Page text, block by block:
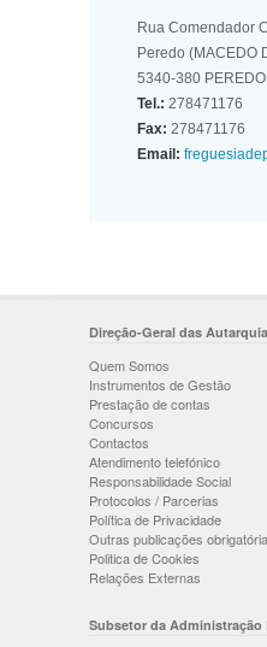
Rua Comendador
Peredo (MACEDO
5340-380 PEREDO
Tel.: 278471176
Fax: 278471176
Email:
Direção-Geral das
Quem Somos
Instrumentos de Gestão
Prestação de contas
Concursos
Contactos
Atendimento telefónico
Responsabilidade Social
Protocolos / Parcerias
Política de Privacidade
Outras publicações
Politica de Cookies
Relações Externas
Subsetor da Administração